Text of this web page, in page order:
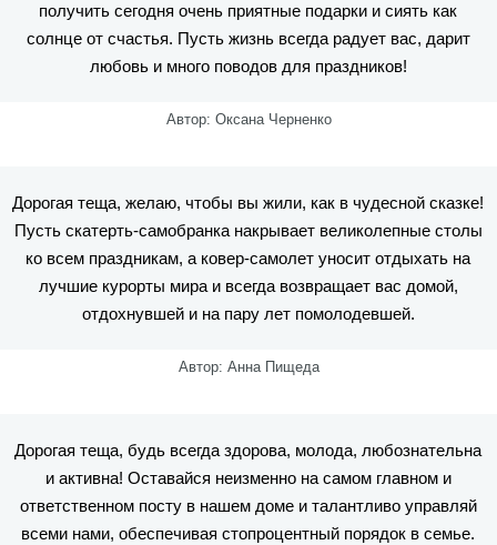
получить сегодня очень приятные подарки и сиять как
солнце от счастья. Пусть жизнь всегда радует вас, дарит
любовь и много поводов для праздников!
Автор: Оксана Черненко
Дорогая теща, желаю, чтобы вы жили, как в чудесной сказке!
Пусть скатерть-самобранка накрывает великолепные столы
ко всем праздникам, а ковер-самолет уносит отдыхать на
лучшие курорты мира и всегда возвращает вас домой,
отдохнувшей и на пару лет помолодевшей.
Автор: Анна Пищеда
Дорогая теща, будь всегда здорова, молода, любознательна
и активна! Оставайся неизменно на самом главном и
ответственном посту в нашем доме и талантливо управляй
всеми нами, обеспечивая стопроцентный порядок в семье.